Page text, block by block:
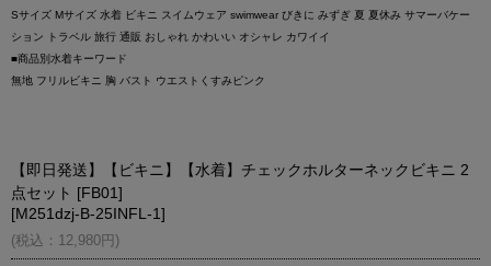
Sサイズ Mサイズ 水着 ビキニ スイムウェア swimwear びきに みずぎ 夏 夏休み サマーバケー
ション トラベル 旅行 通販 おしゃれ かわいい オシャレ カワイイ
■商品別水着キーワード
無地 フリルビキニ 胸 バスト ウエストくすみピンク